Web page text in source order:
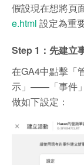
假設現在想將頁
e.html 設定為重
Step 1：先建立
在GA4中點擊
示」——「事件
做如下設定：